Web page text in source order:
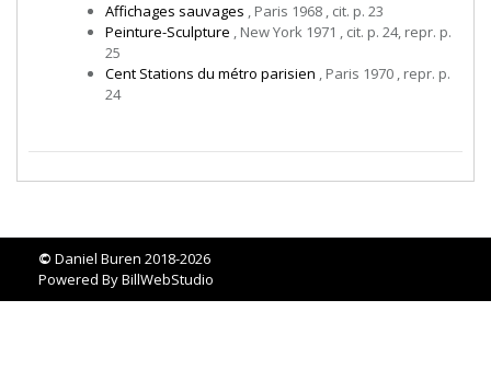
Affichages sauvages , Paris 1968 , cit. p. 23
Peinture-Sculpture , New York 1971 , cit. p. 24, repr. p.
25
Cent Stations du métro parisien , Paris 1970 , repr. p.
24
© Daniel Buren 2018-2026
Powered ByBillWebStudio